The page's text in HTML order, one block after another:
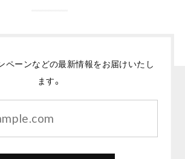
ペーンなどの最新情報をお届けいたし
ます。